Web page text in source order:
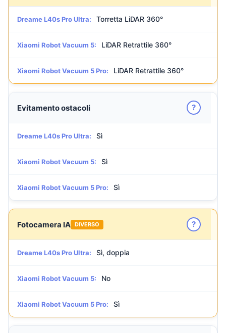
Dreame L40s Pro Ultra: Torretta LiDAR 360°
Xiaomi Robot Vacuum 5: LiDAR Retrattile 360°
Xiaomi Robot Vacuum 5 Pro: LiDAR Retrattile 360°
Evitamento ostacoli ?
Dreame L40s Pro Ultra: Sì
Xiaomi Robot Vacuum 5: Sì
Xiaomi Robot Vacuum 5 Pro: Sì
Fotocamera IA DIVERSO ?
Dreame L40s Pro Ultra: Sì, doppia
Xiaomi Robot Vacuum 5: No
Xiaomi Robot Vacuum 5 Pro: Sì